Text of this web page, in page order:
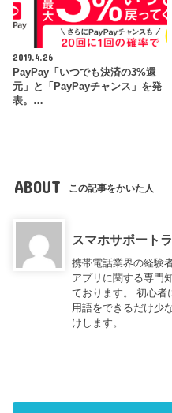
2019.4.26
PayPay「いつでも決済の3%還
元」と「PayPayチャンス」を発
表。…
ABOUT この記事をかいた人
スマホサポート
携帯電話業界の経験
アプリに関する専門
ております。 初心者
用語をできるだけ少
けします。